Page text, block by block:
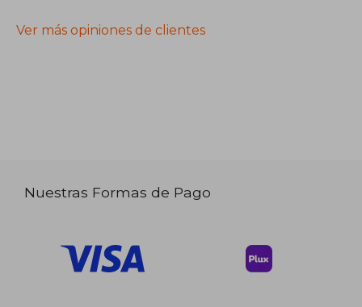
Ver más opiniones de clientes
Nuestras Formas de Pago